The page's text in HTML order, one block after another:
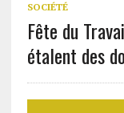
SOCIÉTÉ
Fête du
étalent des